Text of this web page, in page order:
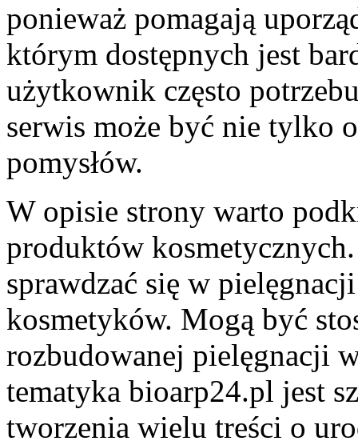
ponieważ pomagają
którym dostępnych jest
użytkownik często
serwis może być nie tylko
pomysłów.
W opisie strony warto
produktów
sprawdzać się w
kosmetyków. Mogą być
rozbudowanej pielęgnacji
tematyka bioarp24.pl jest
tworzenia wielu treści o